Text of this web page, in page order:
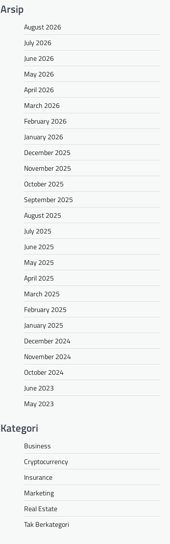
Arsip
August 2026
July 2026
June 2026
May 2026
April 2026
March 2026
February 2026
January 2026
December 2025
November 2025
October 2025
September 2025
August 2025
July 2025
June 2025
May 2025
April 2025
March 2025
February 2025
January 2025
December 2024
November 2024
October 2024
June 2023
May 2023
Kategori
Business
Cryptocurrency
Insurance
Marketing
Real Estate
Tak Berkategori